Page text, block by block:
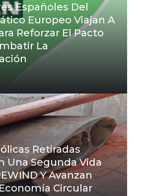
Españoles Del
Europeo Viajan A
Reforzar El Pacto
La
Retiradas
Una Segunda Vida
Y Avanzan
Circular